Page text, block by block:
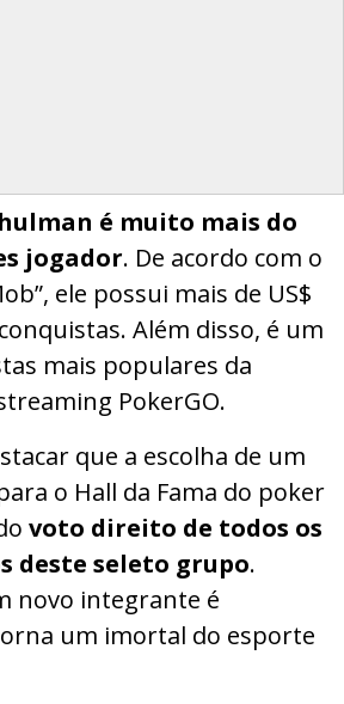
é muito mais do
jogador. De acordo com o
ele possui mais de US$
Além disso, é um
mais populares da
PokerGO.
que a escolha de um
o Hall da Fama do poker
voto direito de todos os
deste seleto grupo.
novo integrante é
um imortal do esporte